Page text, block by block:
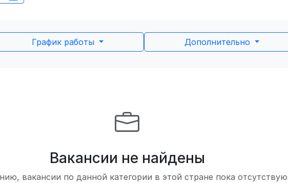
График работы Дополнительно
Вакансии не найдены
вакансии по данной категории в этой стране пока